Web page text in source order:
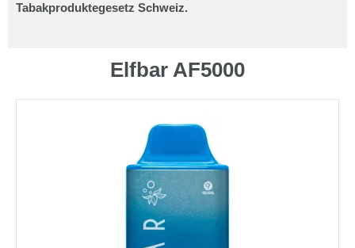
Tabakproduktegesetz Schweiz.
Elfbar AF5000